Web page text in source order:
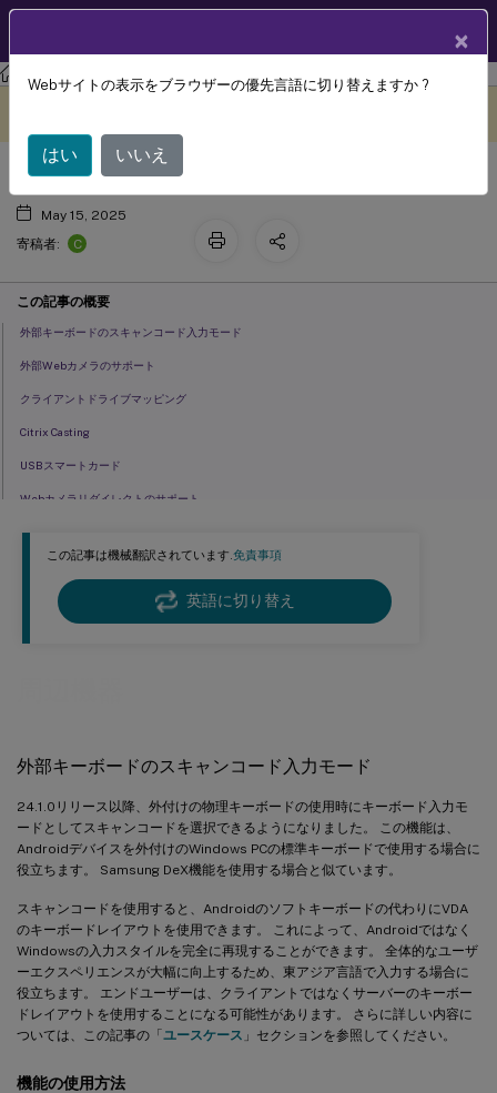
Android向けCitrix Workspaceアプリ
この記事は機械翻訳されています.免責事項
英語に切り替え
外部キーボードのスキャンコード入力モード
24.1.0リリース以降、外付けの物理キーボードの使用時にキーボード入力モ
ードとしてスキャンコードを選択できるようになりました。 この機能は、
Androidデバイスを外付けのWindows PCの標準キーボードで使用する場合に
役立ちます。 Samsung DeX機能を使用する場合と似ています。
スキャンコードを使用すると、Androidのソフトキーボードの代わりにVDA
のキーボードレイアウトを使用できます。 これによって、Androidではなく
Windowsの入力スタイルを完全に再現することができます。 全体的なユーザ
ーエクスペリエンスが大幅に向上するため、東アジア言語で入力する場合に
役立ちます。 エンドユーザーは、クライアントではなくサーバーのキーボー
ドレイアウトを使用することになる可能性があります。 さらに詳しい内容に
ついては、この記事の「ユースケース 」セクションを参照してください。
機能の使用方法
周辺機器
May 15, 2025
寄稿者:
C
この記事の概要
外部キーボードのスキャンコード入力モード
外部Webカメラのサポート
クライアントドライブマッピング
Citrix Casting
USBスマートカード
Webカメラリダイレクトのサポート
前面および背面カメラのリダイレクトのサポート
外部マイクのサポート
アダプティブオーディオのサポート
×
Webサイトの表示をブラウザーの優先言語に切り替えますか ?
はい いいえ